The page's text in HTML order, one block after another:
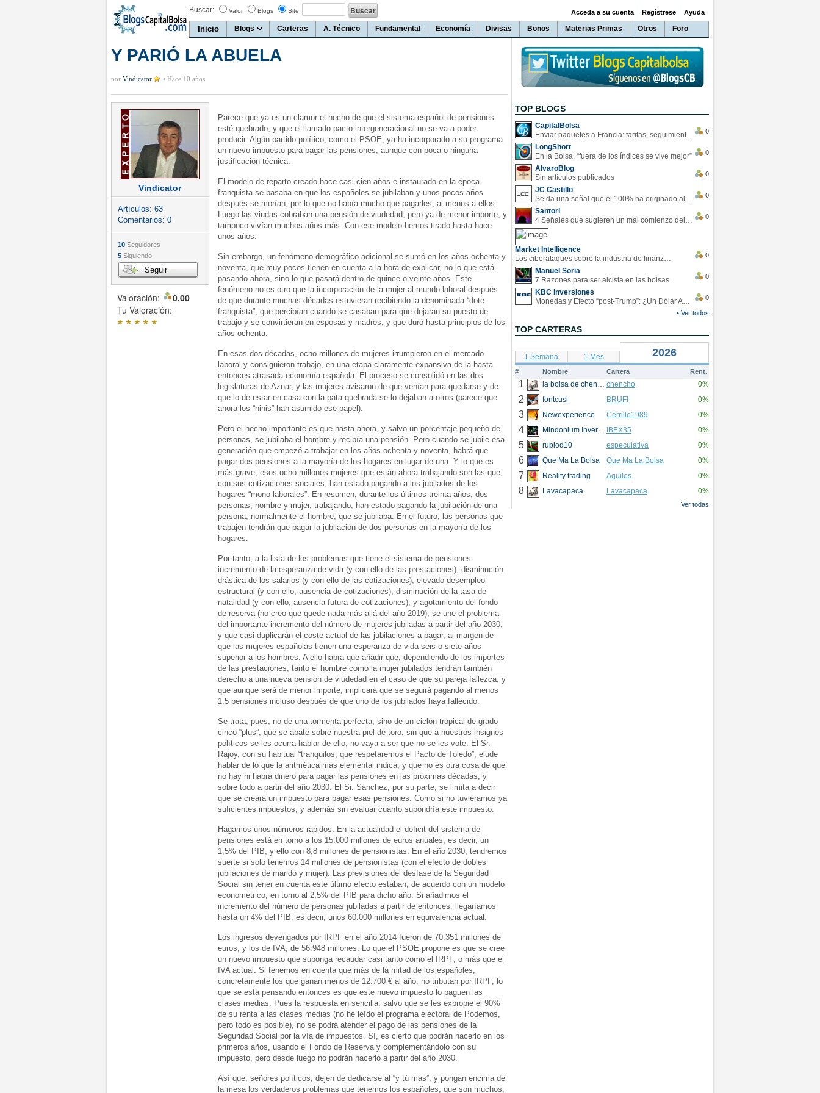
Buscar: Valor Blogs Site
Inicio Blogs Carteras A. Técnico Fundamental Economía Divisas Bonos Materias Primas Otros Foro
Acceda a su cuenta Regístrese Ayuda
Y PARIÓ LA ABUELA
por Vindicator • Hace 10 años
Vindicator
Artículos: 63
Comentarios: 0
10 Seguidores
5 Siguiendo
Seguir
Valoración:
0.00
Tu Valoración:
*****
Parece que ya es un clamor el hecho de que el sistema español de pensiones
esté quebrado, y que el llamado pacto intergeneracional no se va a poder
producir. Algún partido político, como el PSOE, ya ha incorporado a su programa
un nuevo impuesto para pagar las pensiones, aunque con poca o ninguna
justificación técnica.
El modelo de reparto creado hace casi cien años e instaurado en la época
franquista se basaba en que los españoles se jubilaban y unos pocos años
después se morían, por lo que no había mucho que pagarles, al menos a ellos.
Luego las viudas cobraban una pensión de viudedad, pero ya de menor importe, y
tampoco vivían muchos años más. Con ese modelo hemos tirado hasta hace
unos años.
Sin embargo, un fenómeno demográfico adicional se sumó en los años ochenta y
noventa, que muy pocos tienen en cuenta a la hora de explicar, no lo que está
pasando ahora, sino lo que pasará dentro de quince o veinte años. Este
fenómeno no es otro que la incorporación de la mujer al mundo laboral después
de que durante muchas décadas estuvieran recibiendo la denominada “dote
franquista”, que percibían cuando se casaban para que dejaran su puesto de
trabajo y se convirtieran en esposas y madres, y que duró hasta principios de los
años ochenta.
En esas dos décadas, ocho millones de mujeres irrumpieron en el mercado
laboral y consiguieron trabajo, en una etapa claramente expansiva de la hasta
entonces atrasada economía española. El proceso se consolidó en las dos
legislaturas de Aznar, y las mujeres avisaron de que venían para quedarse y de
que lo de estar en casa con la pata quebrada se lo dejaban a otros (parece que
ahora los “ninis” han asumido ese papel).
Pero el hecho importante es que hasta ahora, y salvo un porcentaje pequeño de
personas, se jubilaba el hombre y recibía una pensión. Pero cuando se jubile esa
generación que empezó a trabajar en los años ochenta y noventa, habrá que
pagar dos pensiones a la mayoría de los hogares en lugar de una. Y lo que es
más grave, esos ocho millones mujeres que están ahora trabajando son las que,
con sus cotizaciones sociales, han estado pagando a los jubilados de los
hogares “mono-laborales”. En resumen, durante los últimos treinta años, dos
personas, hombre y mujer, trabajando, han estado pagando la jubilación de una
persona, normalmente el hombre, que se jubilaba. En el futuro, las personas que
trabajen tendrán que pagar la jubilación de dos personas en la mayoría de los
hogares.
Por tanto, a la lista de los problemas que tiene el sistema de pensiones:
incremento de la esperanza de vida (y con ello de las prestaciones), disminución
drástica de los salarios (y con ello de las cotizaciones), elevado desempleo
estructural (y con ello, ausencia de cotizaciones), disminución de la tasa de
natalidad (y con ello, ausencia futura de cotizaciones), y agotamiento del fondo
de reserva (no creo que quede nada más allá del año 2019); se une el problema
del importante incremento del número de mujeres jubiladas a partir del año 2030,
y que casi duplicarán el coste actual de las jubilaciones a pagar, al margen de
que las mujeres españolas tienen una esperanza de vida seis o siete años
superior a los hombres. A ello habrá que añadir que, dependiendo de los importes
de las prestaciones, tanto el hombre como la mujer jubilados tendrán también
derecho a una nueva pensión de viudedad en el caso de que su pareja fallezca, y
que aunque será de menor importe, implicará que se seguirá pagando al menos
1,5 pensiones incluso después de que uno de los jubilados haya fallecido.
Se trata, pues, no de una tormenta perfecta, sino de un ciclón tropical de grado
cinco “plus”, que se abate sobre nuestra piel de toro, sin que a nuestros insignes
políticos se les ocurra hablar de ello, no vaya a ser que no se les vote. El Sr.
Rajoy, con su habitual “tranquilos, que respetaremos el Pacto de Toledo”, elude
hablar de lo que la aritmética más elemental indica, y que no es otra cosa de que
no hay ni habrá dinero para pagar las pensiones en las próximas décadas, y
sobre todo a partir del año 2030. El Sr. Sánchez, por su parte, se limita a decir
que se creará un impuesto para pagar esas pensiones. Como si no tuviéramos ya
suficientes impuestos, y además sin evaluar cuánto supondría este impuesto.
Hagamos unos números rápidos. En la actualidad el déficit del sistema de
pensiones está en torno a los 15.000 millones de euros anuales, es decir, un
1,5% del PIB, y ello con 8,8 millones de pensionistas. En el año 2030, tendremos
suerte si solo tenemos 14 millones de pensionistas (con el efecto de dobles
jubilaciones de marido y mujer). Las previsiones del desfase de la Seguridad
Social sin tener en cuenta este último efecto estaban, de acuerdo con un modelo
econométrico, en torno al 2,5% del PIB para dicho año. Si añadimos el
incremento del número de personas jubiladas a partir de entonces, llegaríamos
hasta un 4% del PIB, es decir, unos 60.000 millones en equivalencia actual.
Los ingresos devengados por IRPF en el año 2014 fueron de 70.351 millones de
euros, y los de IVA, de 56.948 millones. Lo que el PSOE propone es que se cree
un nuevo impuesto que suponga recaudar casi tanto como el IRPF, o más que el
IVA actual. Si tenemos en cuenta que más de la mitad de los españoles,
concretamente los que ganan menos de 12.700 € al año, no tributan por IRPF, lo
que se está pensando entonces es que este nuevo impuesto lo paguen las
clases medias. Pues la respuesta en sencilla, salvo que se les expropie el 90%
de su renta a las clases medias (no he leído el programa electoral de Podemos,
pero todo es posible), no se podrá atender el pago de las pensiones de la
Seguridad Social por la vía de impuestos. Sí, es cierto que podrán hacerlo en los
primeros años, usando el Fondo de Reserva y complementándolo con su
impuesto, pero desde luego no podrán hacerlo a partir del año 2030.
Así que, señores políticos, dejen de dedicarse al “y tú más”, y pongan encima de
la mesa los verdaderos problemas que tenemos los españoles, que son muchos,
TOP BLOGS
CapitalBolsa
Enviar paquetes a Francia: tarifas, seguimiento y ventajas destacadas
0
LongShort
En la Bolsa, “fuera de los índices se vive mejor”
0
AlvaroBlog
Sin artículos publicados
0
JC Castillo
Se da una señal que el 100% ha originado alzas en las bolsas
0
Santori
4 Señales que sugieren un mal comienzo del 3T de la economía EEUU
0
Market Intelligence
Los ciberataques sobre la industria de finanzas se han duplicado este año
0
Manuel Soria
7 Razones para ser alcista en las bolsas
0
KBC Inversiones
Monedas y Efecto “post-Trump”: ¿Un Dólar Americano operando en rangos?
0
• Ver todos
TOP CARTERAS
1 Semana 1 Mes 2026
# Nombre Cartera Rent.
1 la bolsa de chencho chencho 0%
2 fontcusi BRUFI 0%
3 Newexperience Cerrillo1989 0%
4 Mindonium Inversions IBEX35 0%
5 rubiod10 especulativa 0%
6 Que Ma La Bolsa Que Ma La Bolsa 0%
7 Reality trading Aquiles 0%
8 Lavacapaca Lavacapaca 0%
Ver todas